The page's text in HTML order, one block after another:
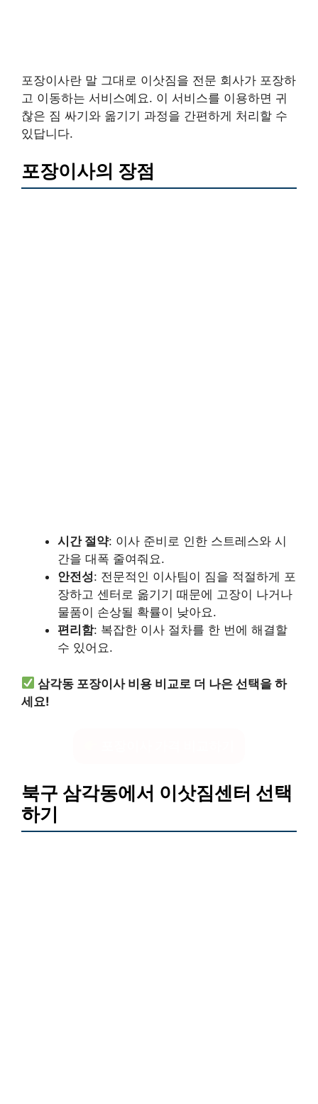
포장이사란 말 그대로 이삿짐을 전문 회사가 포장하
고 이동하는 서비스예요. 이 서비스를 이용하면 귀
찮은 짐 싸기와 옮기기 과정을 간편하게 처리할 수
있답니다.
포장이사의 장점
시간 절약: 이사 준비로 인한 스트레스와 시
간을 대폭 줄여줘요.
안전성: 전문적인 이사팀이 짐을 적절하게 포
장하고 센터로 옮기기 때문에 고장이 나거나
물품이 손상될 확률이 낮아요.
편리함: 복잡한 이사 절차를 한 번에 해결할
수 있어요.
삼각동 포장이사 비용 비교로 더 나은 선택을 하
세요!
북구 삼각동에서 이삿짐센터 선택
하기